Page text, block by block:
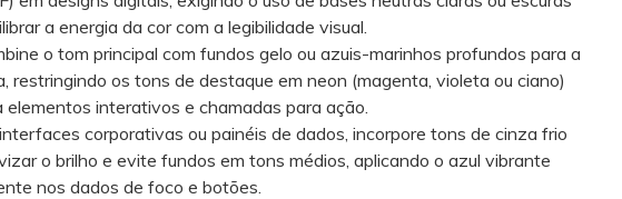
a energia da cor com a legibilidade visual.
o tom principal com fundos gelo ou azuis-marinhos profundos para a
restringindo os tons de destaque em neon (magenta, violeta ou ciano)
elementos interativos e chamadas para ação.
corporativas ou painéis de dados, incorpore tons de cinza frio
o brilho e evite fundos em tons médios, aplicando o azul vibrante
nos dados de foco e botões.